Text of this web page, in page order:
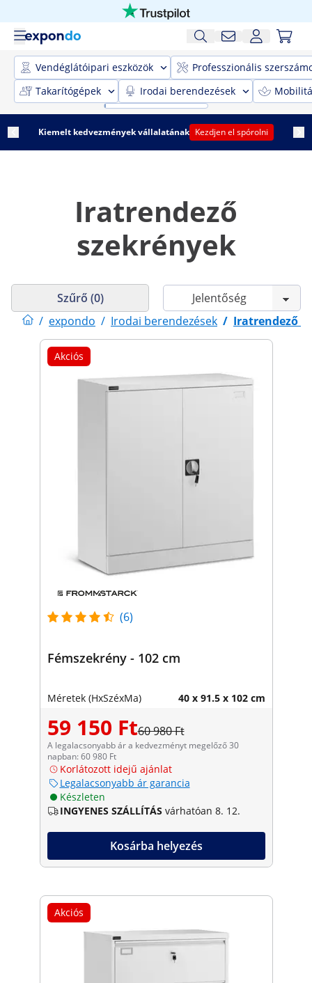
Vendéglátóipari eszközök
Professzionális
Takarítógépek
Irodai berendezések
Kiemelt kedvezmények vállalatának Kezdjen el spórolni
Iratrendező
szekrények
/ expondo / Irodai berendezések / Iratrendező
Szűrő (0)
Akciós
(6)
Fémszekrény - 102 cm
Méretek (HxSzéxMa) 40 x 91.5 x 102 cm
59 150 Ft60 980 Ft
A legalacsonyabb ár a kedvezményt megelőző 30
napban: 60 980 Ft
Korlátozott idejű ajánlat
Legalacsonyabb ár garancia
Készleten
INGYENES SZÁLLÍTÁS várhatóan 8. 12.
Kosárba helyezés
Akciós